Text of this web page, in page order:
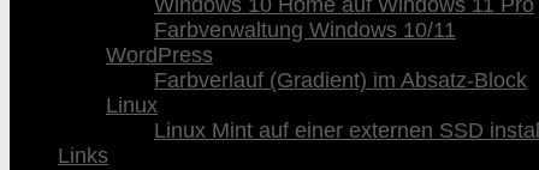
Windows 10 Home auf Windows 11 Pro
Farbverwaltung Windows 10/11
WordPress
Farbverlauf (Gradient) im Absatz-Block
Linux
Linux Mint auf einer externen SSD
Links